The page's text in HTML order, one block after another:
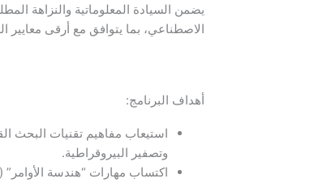
يضمن السيادة المعلوماتية والنزاهة
الاصطناعي، بما يتوافق مع أرقى معايير
أهداف البرنامج:
وتصفير البيروقراطية.